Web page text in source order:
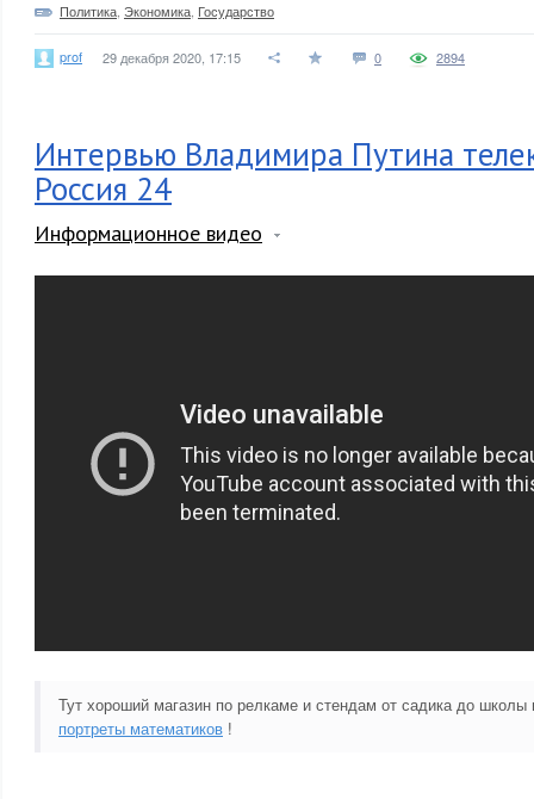
Политика Экономика Государство
prof 29 декабря 2020, 17:15 0 2894
Интервью Владимира Путина
Россия 24
Информационное видео
Тут хороший магазин по релкаме и стендам от садика до
портреты математиков !